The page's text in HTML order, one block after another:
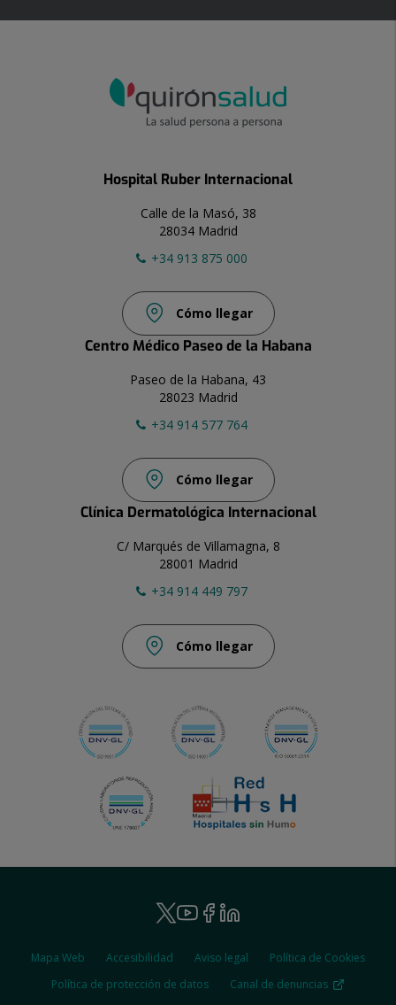
Hospital Ruber Internacional
Calle de la Masó, 38
28034 Madrid
+34 913 875 000
Cómo llegar
Centro Médico Paseo de la Habana
Paseo de la Habana, 43
28023 Madrid
+34 914 577 764
Cómo llegar
Clínica Dermatológica Internacional
C/ Marqués de Villamagna, 8
28001 Madrid
+34 914 449 797
Cómo llegar
Ruber
-
Social
Twitter
Mapa Web Accesibilidad Aviso legal
Política de Cookies
Política de protección de datos
Canal de denuncias